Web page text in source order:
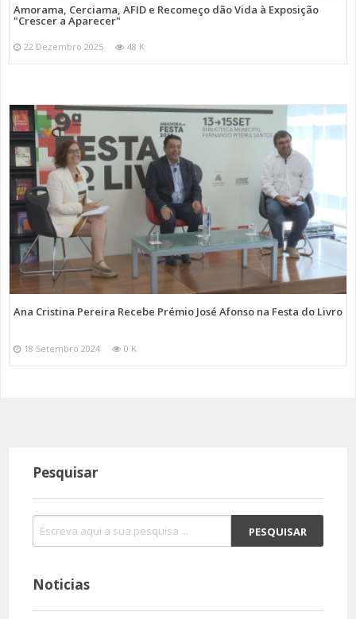
Amorama, Cerciama, AFID e Recomeço dão Vida à Exposição
"Crescer a Aparecer"
22 Dezembro 2025 48 K
Ana Cristina Pereira Recebe Prémio José Afonso na Festa do Livro
18 Setembro 2024 0 K
Pesquisar
Noticias